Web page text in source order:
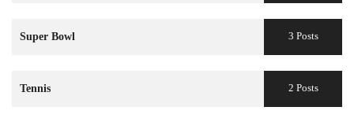
Super Bowl 3 Posts
Tennis 2 Posts